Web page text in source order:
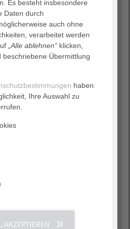
wie in Ihren eigenen vier
Wohnen für Menschen
Es besteht insbesondere
Daten durch
auch ohne
verarbeitet werden
„Alle ablehnen“ klicken,
Übermittlung
haben
Ihre Auswahl zu
AKZEPTIEREN